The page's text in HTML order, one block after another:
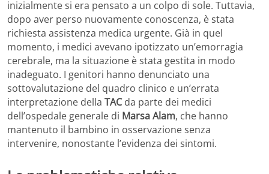
inizialmente si era pensato a un colpo di sole. Tuttavia,
dopo aver perso nuovamente conoscenza, è stata
richiesta assistenza medica urgente. Già in quel
momento, i medici avevano ipotizzato un’emorragia
cerebrale, ma la situazione è stata gestita in modo
inadeguato. I genitori hanno denunciato una
sottovalutazione del quadro clinico e un’errata
interpretazione della TACda parte dei medici
dell’ospedale generale di Marsa Alam, che hanno
mantenuto il bambino in osservazione senza
intervenire, nonostante l’evidenza dei sintomi.